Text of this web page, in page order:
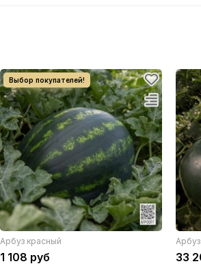
Арбуз красный
1 108 руб 33